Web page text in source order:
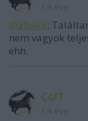
@abaka:
nem vagyok
ehh.
ColT